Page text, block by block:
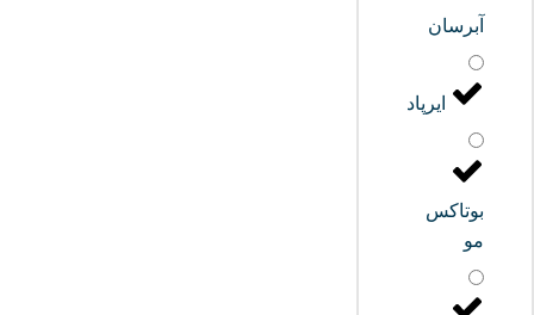
آبرسان
ایرپاد
بوتاکس
مو